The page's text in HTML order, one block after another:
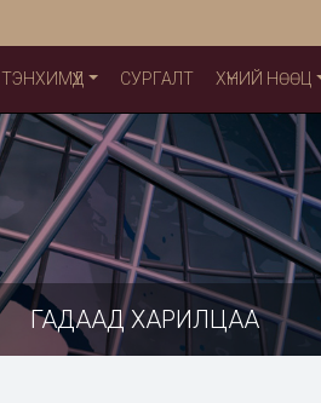
ТЭНХИМҮҮД СУРГАЛТ ХҮНИЙ НӨӨЦ
ГАДААД ХАРИЛЦАА